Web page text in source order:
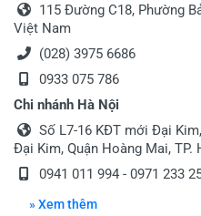
115 Đường C18, Phường
Việt Nam
(028) 3975 6686
0933 075 786
Chi nhánh Hà Nội
Số L7-16 KĐT mới Đại
Đại Kim, Quận Hoàng Mai, TP.
0941 011 994 - 0971 233
» Xem thêm